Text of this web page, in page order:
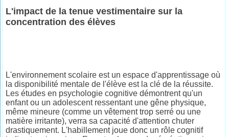
L'impact de la tenue vestimentaire sur la
concentration des élèves
L'environnement scolaire est un espace d'apprentissage où
la disponibilité mentale de l'élève est la clé de la réussite.
Les études en psychologie cognitive démontrent qu'un
enfant ou un adolescent ressentant une gêne physique,
même mineure (comme un vêtement trop serré ou une
matière irritante), verra sa capacité d'attention chuter
drastiquement. L'habillement joue donc un rôle cognitif